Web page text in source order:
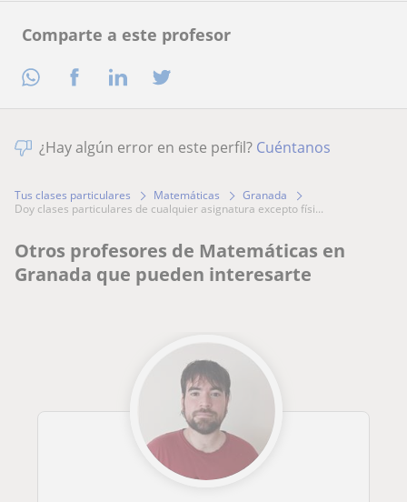
Comparte a este profesor
¿Hay algún error en este perfil? Cuéntanos
Tus clases particulares Matemáticas
Granada
doy clases particulares de cualquier asignatura excepto físi...
Otros profesores de Matemáticas en
Granada que pueden interesarte